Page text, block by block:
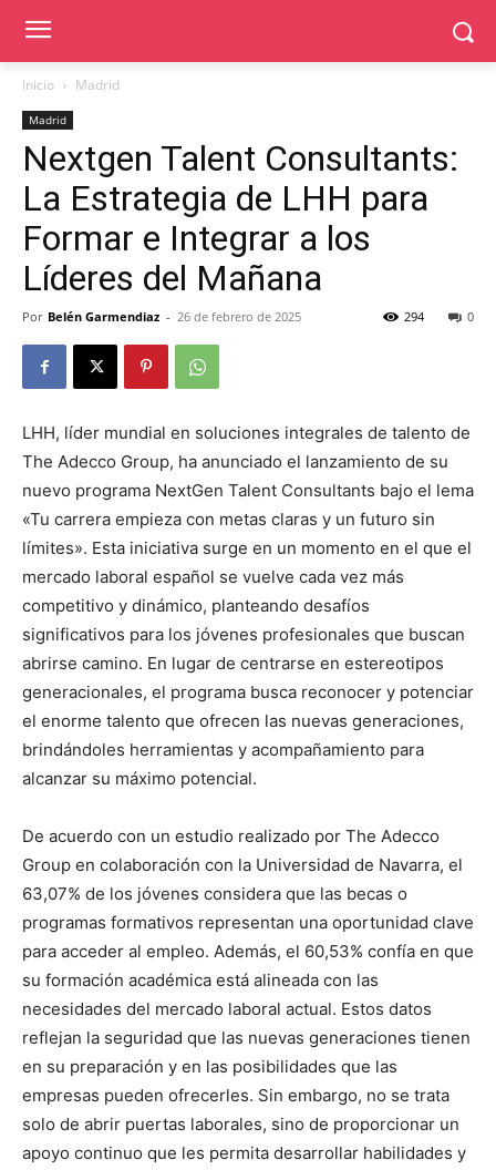
Inicio Madrid
Madrid
Nextgen Talent Consultants:
La Estrategia de LHH para
Formar e Integrar a los
Líderes del Mañana
Por Belén Garmendiaz - 26 de febrero de 2025 0
294
LHH, líder mundial en soluciones integrales de talento de
The Adecco Group, ha anunciado el lanzamiento de su
nuevo programa NextGen Talent Consultants bajo el lema
«Tu carrera empieza con metas claras y un futuro sin
límites». Esta iniciativa surge en un momento en el que el
mercado laboral español se vuelve cada vez más
competitivo y dinámico, planteando desafíos
significativos para los jóvenes profesionales que buscan
abrirse camino. En lugar de centrarse en estereotipos
generacionales, el programa busca reconocer y potenciar
el enorme talento que ofrecen las nuevas generaciones,
brindándoles herramientas y acompañamiento para
alcanzar su máximo potencial.
De acuerdo con un estudio realizado por The Adecco
Group en colaboración con la Universidad de Navarra, el
63,07% de los jóvenes considera que las becas o
programas formativos representan una oportunidad clave
para acceder al empleo. Además, el 60,53% confía en que
su formación académica está alineada con las
necesidades del mercado laboral actual. Estos datos
reflejan la seguridad que las nuevas generaciones tienen
en su preparación y en las posibilidades que las
empresas pueden ofrecerles. Sin embargo, no se trata
solo de abrir puertas laborales, sino de proporcionar un
apoyo continuo que les permita desarrollar habilidades y